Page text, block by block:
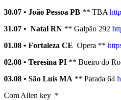
30.07 • João Pessoa PB ** TBA
31.07 • Natal RN ** Galpão 292
01.08 • Fortaleza CE Opera **
02.08 • Teresina PI ** Bueiro do
03.08 • São Luis MA ** Parada 64
Com Allen key *